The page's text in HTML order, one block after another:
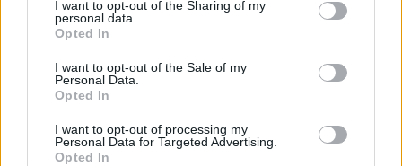
I want to opt-out of the Sharing of my
personal data.
Opted In
I want to opt-out of the Sale of my
Personal Data.
Opted In
I want to opt-out of processing my
Personal Data for Targeted Advertising.
Opted In
Δυναμική και ανοδική πορεία για το Τμήμα
Ψηφιακών Συστημάτων στις Πανελλαδικές –
Δείτε γιατί
25/07/2026 09:07